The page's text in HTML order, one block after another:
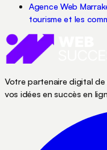
Agence Web
tourisme et les
Votre partenaire digital
vos idées en succès en